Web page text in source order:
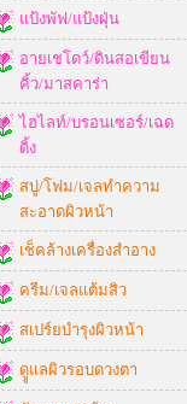
แป้งพัฟ/แป้งฝุ่น
อายเชโดว์/ดินสอเขียน
คิ้ว/มาสคาร่า
ไฮไลท์/บรอนเซอร์/เฉด
ดิ้ง
สบู่/โฟม/เจลทำความ
สะอาดผิวหน้า
เช็คล้างเครื่องสำอาง
ครีม/เจลแต้มสิว
สเปร์ยบำรุงผิวหน้า
ดููแลผิวรอบดวงตา